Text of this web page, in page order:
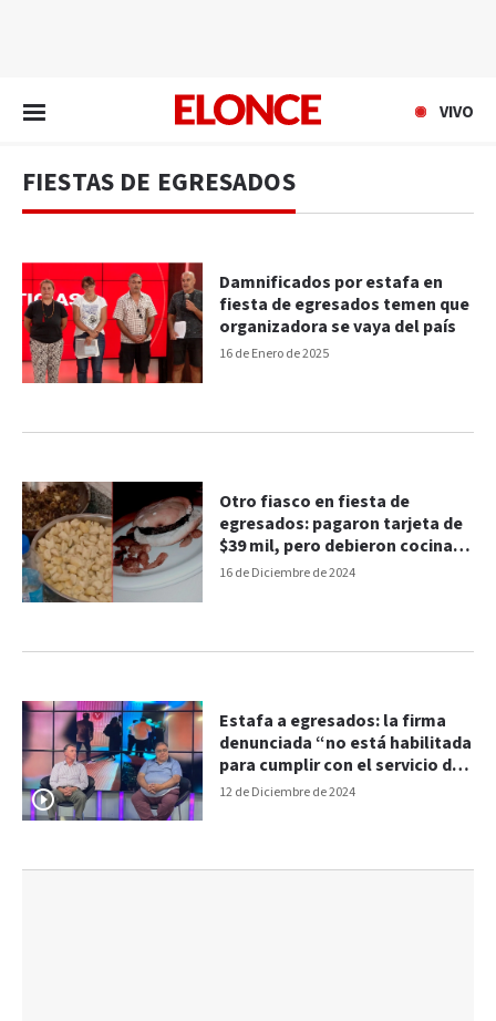
VIVO
FIESTAS DE EGRESADOS
16 de Enero de 2025
Damnificados por estafa en
fiesta de egresados temen que
organizadora se vaya del país
16 de Diciembre de 2024
Otro fiasco en fiesta de
egresados: pagaron tarjeta de
$39 mil, pero debieron cocinar
los padres
12 de Diciembre de 2024
Estafa a egresados: la firma
denunciada “no está habilitada
para cumplir con el servicio de
catering”